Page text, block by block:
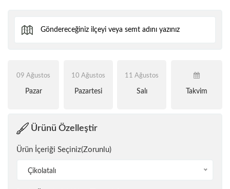
09 Ağustos
Pazar
10 Ağustos
Pazartesi
11 Ağustos
Salı Takvim
Ürünü Özelleştir
Ürün İçeriği Seçiniz(Zorunlu)
Çikolatalı